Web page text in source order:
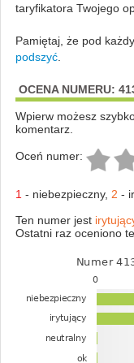
taryfikatora Twojego
Pamiętaj, że pod
podszyć.
OCENA NUMERU:
Wpierw możesz
komentarz.
Oceń numer:
1 - niebezpieczny, 2 -
Ten numer jest
Ostatni raz oceniono